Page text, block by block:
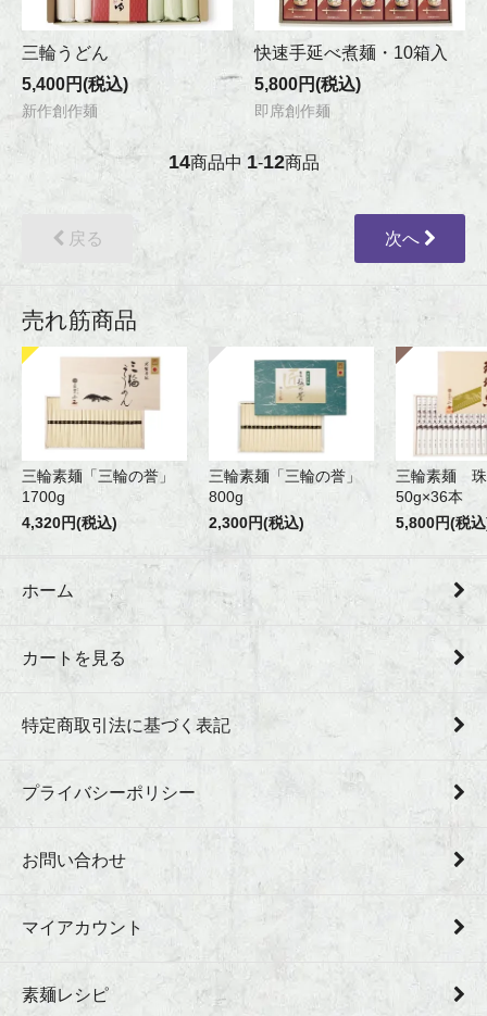
三輪うどん
5,400円(税込)
新作創作麺
快速手延べ煮麺・10箱入
5,800円(税込)
即席創作麺
14商品中 1-12商品
戻る 次へ
売れ筋商品
三輪素麺「三輪の誉」
1700g
4,320円(税込)
三輪素麺「三輪の誉」
800g
2,300円(税込)
三輪素麺 珠
50g×36本
5,800円(税
ホーム
カートを見る
特定商取引法に基づく表記
プライバシーポリシー
お問い合わせ
マイアカウント
素麺レシピ